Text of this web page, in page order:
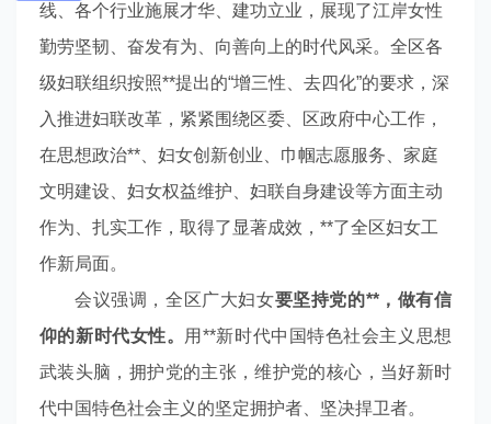
线、各个行业施展才华、建功立业，展现了江岸女性
勤劳坚韧、奋发有为、向善向上的时代风采。全区各
级妇联组织按照**提出的“增三性、去四化”的要求，深
入推进妇联改革，紧紧围绕区委、区政府中心工作，
在思想政治**、妇女创新创业、巾帼志愿服务、家庭
文明建设、妇女权益维护、妇联自身建设等方面主动
作为、扎实工作，取得了显著成效，**了全区妇女工
作新局面。
会议强调，全区广大妇女要坚持党的**，做有信
仰的新时代女性。 用**新时代中国特色社会主义思想
武装头脑，拥护党的主张，维护党的核心，当好新时
代中国特色社会主义的坚定拥护者、坚决捍卫者。